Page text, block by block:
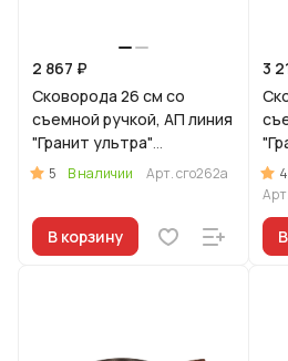
2 867 ₽
Сковорода 26 см со
съемной ручкой, АП линия
"Гранит ультра"
(Оригинальный)
5 В наличии Арт.сго262а
В корзину
3
Арт.